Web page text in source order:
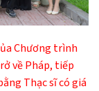
Chương trình
về Pháp, tiếp
Thạc sĩ có giá